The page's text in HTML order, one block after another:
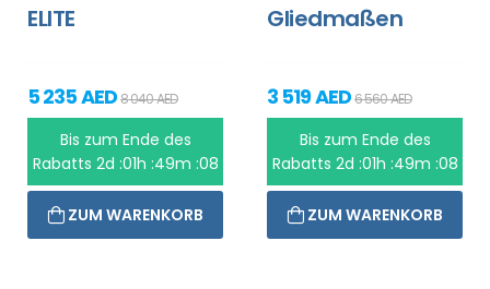
ELITE
5 235 AED8 040 AED
Bis zum Ende des
Rabatts 2d :01h :49m :08
ZUM WARENKORB
Gliedmaßen
3 519 AED6 560 AED
Bis zum Ende des
Rabatts 2d :01h :49m :08
ZUM WARENKORB